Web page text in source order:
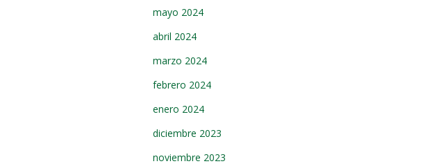
mayo 2024
abril 2024
marzo 2024
febrero 2024
enero 2024
diciembre 2023
noviembre 2023